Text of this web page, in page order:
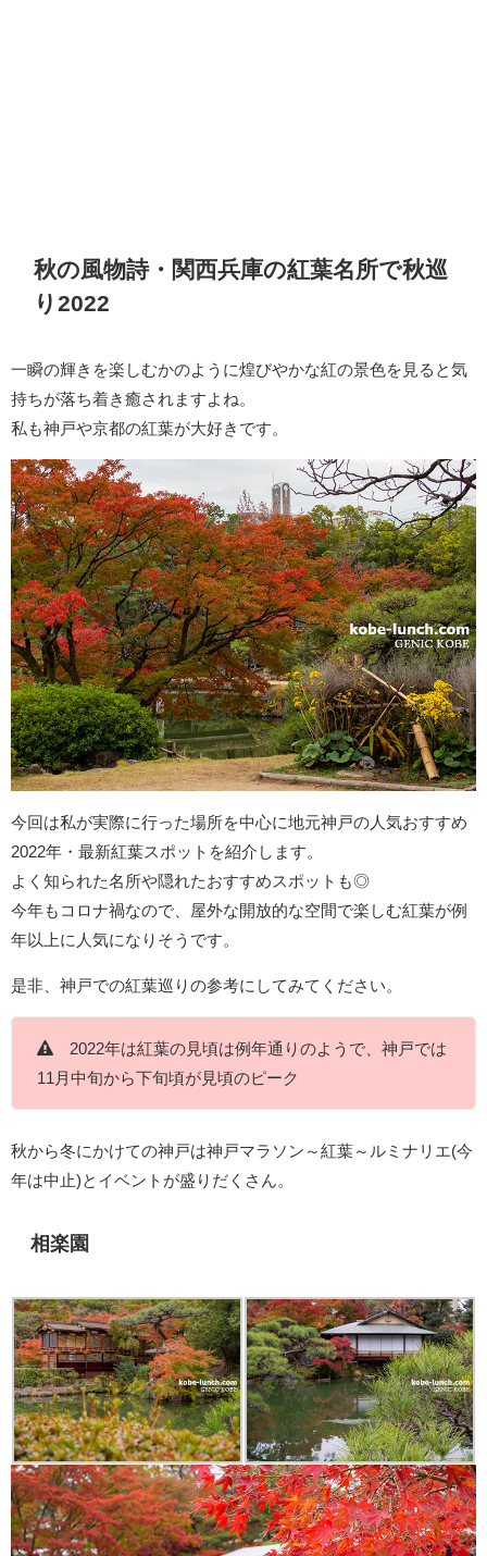
秋の風物詩・関西兵庫の紅葉名所で秋巡
り2022
一瞬の輝きを楽しむかのように煌びやかな紅の景色を見ると気
持ちが落ち着き癒されますよね。
私も神戸や京都の紅葉が大好きです。
今回は私が実際に行った場所を中心に地元神戸の人気おすすめ
2022年・最新紅葉スポットを紹介します。
よく知られた名所や隠れたおすすめスポットも◎
今年もコロナ禍なので、屋外な開放的な空間で楽しむ紅葉が例
年以上に人気になりそうです。
是非、神戸での紅葉巡りの参考にしてみてください。
2022年は紅葉の見頃は例年通りのようで、神戸では
11月中旬から下旬頃が見頃のピーク
秋から冬にかけての神戸は神戸マラソン～紅葉～ルミナリエ(今
年は中止)とイベントが盛りだくさん。
相楽園